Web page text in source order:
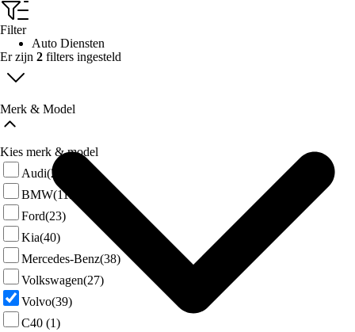
Auto Diensten
Filter
Er zijn 2 filters ingesteld
Merk & Model
Kies merk & model
Audi(28)
BMW(113)
Ford(23)
Kia(40)
Mercedes-Benz(38)
Volkswagen(27)
Volvo(39)
C40 (1)